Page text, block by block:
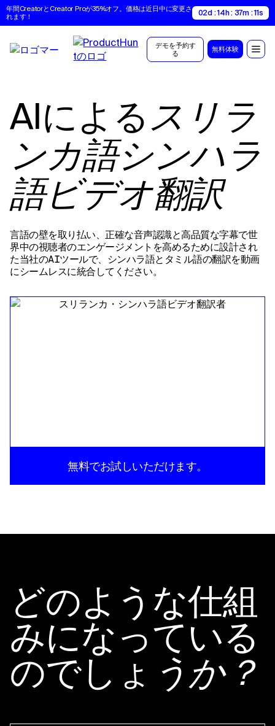
年間CreatorとCreator Proが35%オフ。価格は近日中に変更さ
れます！
02d : 14h : 37m : 10s
デモを予約す
る
無料体験
AIによるスリラ
ンカ語シンハラ
語ビデオ翻訳
言語の壁を取り払い、正確な音声認識と高品質な字幕で世
界中の視聴者のエンゲージメントを高めるために設計され
た当社のAIツールで、シンハラ語とタミル語の翻訳を動画
にシームレスに統合してください。
無料でお試しいただけます。
どのような仕組
みになっている
のでしょ うか？